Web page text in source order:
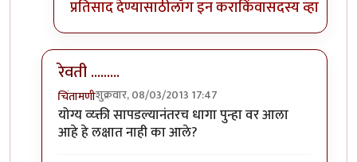
प्रतिसाद देण्यासाठीलॉग इन कराकिंवासदस्य व्हा
रेवती .........
चिंतामणीशुक्रवार, 08/03/2013 17:47
In reply toहा धागा योग्य व्यक्तीलाbyरेवती
योग्य व्य्क्ती सापडल्यानंतरच धागा पुन्हा वर आला
आहे हे लक्षात नाही का आले?